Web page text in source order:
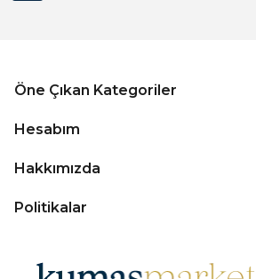
Öne Çıkan Kategoriler
Hesabım
Hakkımızda
Politikalar